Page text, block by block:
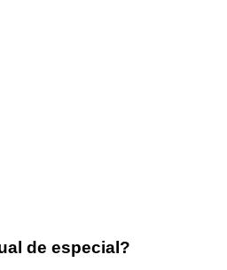
de especial?